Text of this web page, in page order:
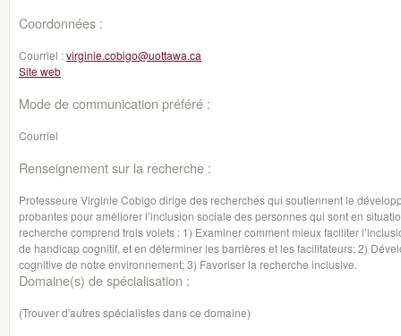
Coordonnées :
Courriel :virginie.cobigo@uottawa.ca
Site web
Mode de communication préféré :
Courriel
Renseignement sur la recherche :
Professeure Virginie Cobigo dirige des recherches qui soutiennent le
probantes pour améliorer l’inclusion sociale des personnes qui sont en
recherche comprend trois volets : 1) Examiner comment mieux faciliter
de handicap cognitif, et en déterminer les barrières et les facilitateurs; 2)
cognitive de notre environnement; 3) Favoriser la recherche inclusive.
Domaine(s) de spécialisation :
(Trouver d'autres spécialistes dans ce domaine)